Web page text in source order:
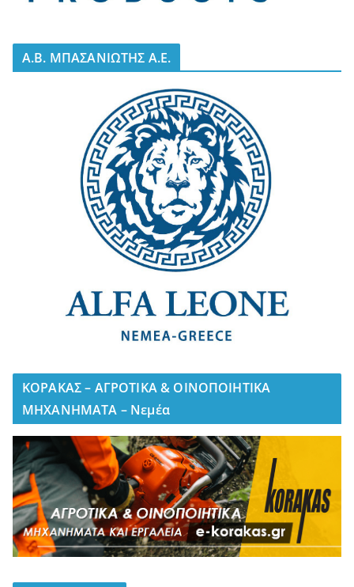
A.B. ΜΠΑΣΑΝΙΩΤΗΣ Α.Ε.
ΚΟΡΑΚΑΣ – ΑΓΡΟΤΙΚΑ & ΟΙΝΟΠΟΙΗΤΙΚΑ
ΜΗΧΑΝΗΜΑΤΑ – Νεμέα